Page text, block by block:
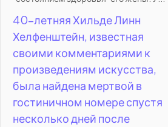
40-летняя Хильде Линн
Хелфенштейн, известная
своими комментариями к
произведениям искусства,
была найдена мертвой в
гостиничном номере спустя
несколько дней после